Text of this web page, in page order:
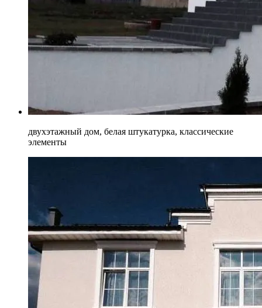
двухэтажный дом, белая штукатурка, классические
элементы